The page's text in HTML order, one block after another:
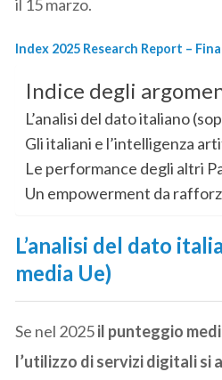
il 15 marzo.
Index 2025 Research Report –
Indice degli
L’analisi del dato italiano
Gli italiani e l’intelligenza
Le performance degli altri
Un empowerment da
L’analisi del dato
media Ue)
Se nel 2025il punteggio
l’utilizzo di servizi digitali si